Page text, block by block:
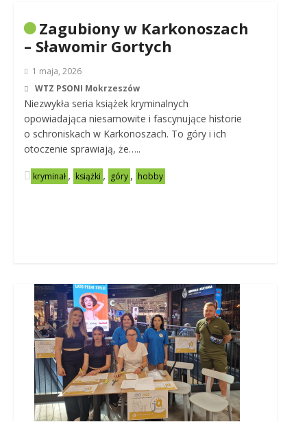
Zagubiony w Karkonoszach
– Sławomir Gortych
1 maja, 2026
WTZ PSONI Mokrzeszów
Niezwykła seria książek kryminalnych
opowiadająca niesamowite i fascynujące historie
o schroniskach w Karkonoszach. To góry i ich
otoczenie sprawiają, że…..
kryminał , książki , góry , hobby